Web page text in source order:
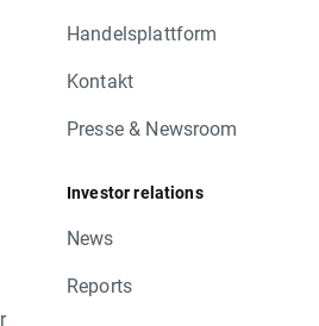
Handelsplattform
Kontakt
Presse & Newsroom
Investor relations
News
Reports